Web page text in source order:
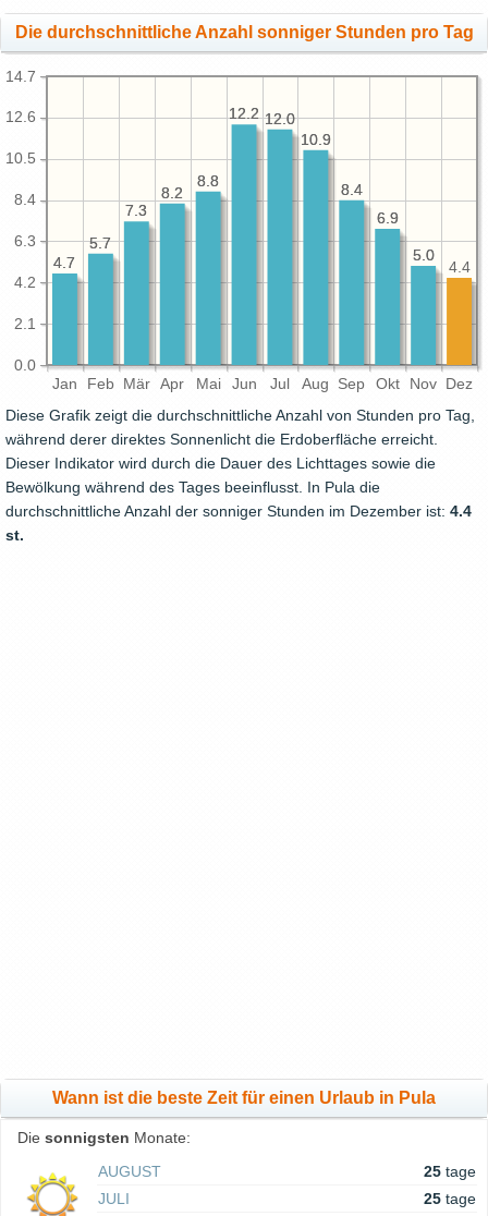
Die durchschnittliche Anzahl sonniger Stunden pro Tag
Jan Feb Mär Apr Mai Jun Jul Aug Sep Okt Nov Dez
0.0
2.1
4.2
6.3
8.4
10.5
12.6
14.7
5.0
6.9
8.4
10.9
12.0
12.2
8.8
8.2
7.3
5.7
4.7
4.4
5.0
6.9
8.4
10.9
12.0
12.2
8.8
8.2
7.3
5.7
4.7
Diese Grafik zeigt die durchschnittliche Anzahl von Stunden pro Tag,
während derer direktes Sonnenlicht die Erdoberfläche erreicht.
Dieser Indikator wird durch die Dauer des Lichttages sowie die
Bewölkung während des Tages beeinflusst. In Pula die
durchschnittliche Anzahl der sonniger Stunden im Dezember ist: 4.4
st.
Wann ist die beste Zeit für einen Urlaub in Pula
Die sonnigsten Monate:
AUGUST
25 tage
JULI
25 tage